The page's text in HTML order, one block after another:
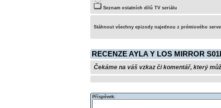
Seznam ostatních dílů TV seriálu
Stáhnout všechny epizody najednou z prémiového
RECENZE AYLA Y LOS MIRROR
Čekáme na váš vzkaz či komentář, který
Příspěvek: